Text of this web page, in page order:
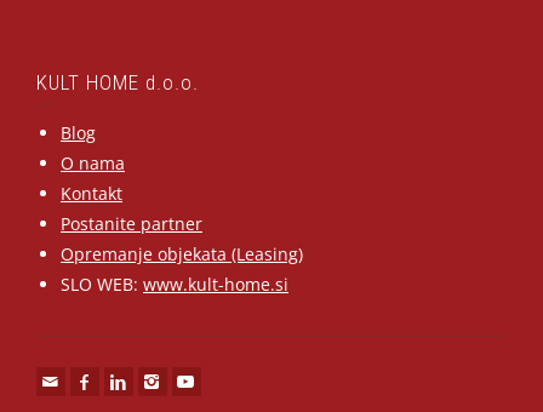
KULT HOME d.o.o.
Blog
O nama
Kontakt
Postanite partner
Opremanje objekata (Leasing)
SLO WEB: www.kult-home.si